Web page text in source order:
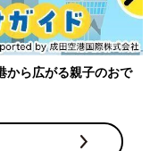
から広がる親子のおで